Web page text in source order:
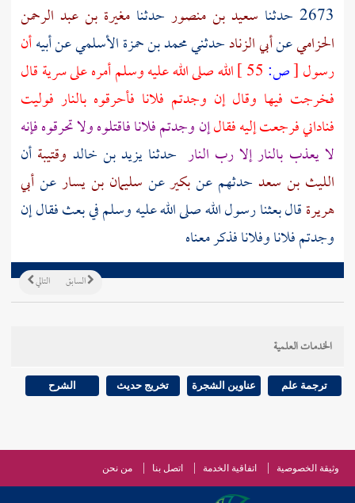
2673 حدثنا
سعيد بن منصور حدثنا مغيرة بن عبد الرحمن
الحزاميعنأبي الزنادحدثنيمحمد بن حمزة الأسلميعنأبيهأن
رسول[ص:
الله صلى الله عليه وسلم أمره على سرية قال
فخرجت فيها وقال إن وجدتم فلانا فأحرقوه بالنار فوليت
فناداني فرجعت إليه فقالإن وجدتم فلانا فاقتلوه ولا تحرقوه فإنه
لا يعذب بالنار إلا رب النار حدثنايزيد بن خالد وقتيبة أن
الليث بن سعد حدثهم عنبكيرعن سليمان بن يسارعنأبي
هريرةقال بعثنا رسول الله صلى الله عليه وسلم في بعث فقال إن
وجدتم فلانا وفلانا فذكر معناه
التالي السابق
الخدمات العلمية
ترجمة علم عناوين الشجرة تخريج حديث الشرح
وثيقة الخصوصية اتفاقية الخدمة اتصل بنا من نحن